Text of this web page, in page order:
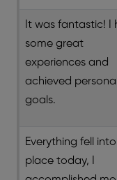
It was fantastic! I
some great
experiences and
achieved personal
goals.
Everything fell into
place today, I